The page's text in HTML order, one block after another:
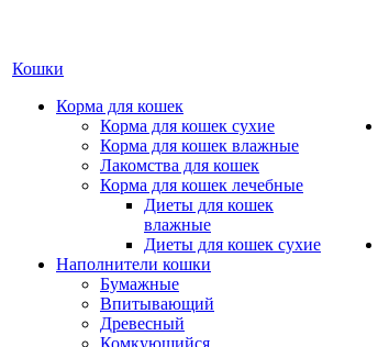
Кошки
Корма для кошек
Корма для кошек сухие
Корма для кошек влажные
Лакомства для кошек
Корма для кошек лечебные
Диеты для кошек
влажные
Диеты для кошек сухие
Наполнители кошки
Бумажные
Впитывающий
Древесный
Комкующийся